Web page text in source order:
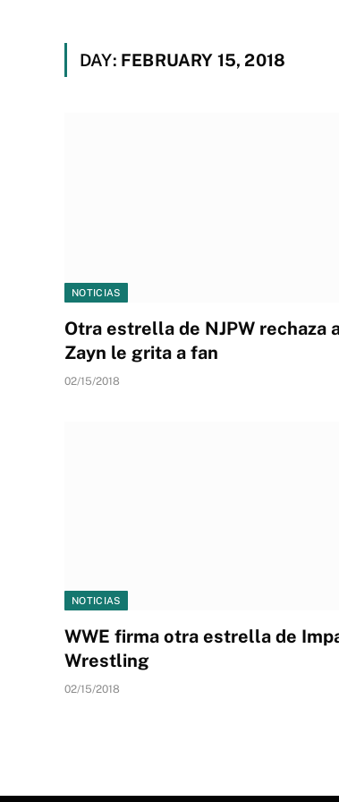
DAY: FEBRUARY 15, 2018
NOTICIAS
Otra estrella de NJPW rechaza
Zayn le grita a fan
02/15/2018
NOTICIAS
WWE firma otra estrella de
Wrestling
02/15/2018